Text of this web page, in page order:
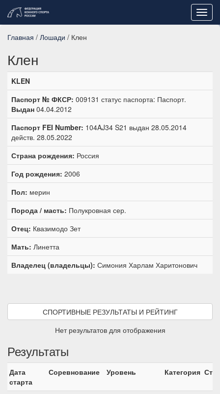
Главная / Лошади / Клен
Клен
KLEN
Паспорт № ФКСР: 009131 статус паспорта: Паспорт.
Выдан 04.04.2012
Паспорт FEI Number: 104AJ34 S21 выдан 28.05.2014
действ. 28.05.2022
Страна рождения: Россия
Год рождения: 2006
Пол: мерин
Порода / масть: Полукровная сер.
Отец: Квазимодо Зет
Мать: Линетта
Владелец (владельцы): Симония Харлам Харитонович
СПОРТИВНЫЕ РЕЗУЛЬТАТЫ И РЕЙТИНГ
Нет результатов для отображения
Результаты
Дата
старта
Соревнование Уровень Категория